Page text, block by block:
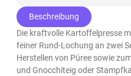
Beschreibung
Die kraftvolle Kartoffelpresse
feiner Rund-Lochung an zwei
Herstellen von Püree sowie
und Gnocchiteig oder